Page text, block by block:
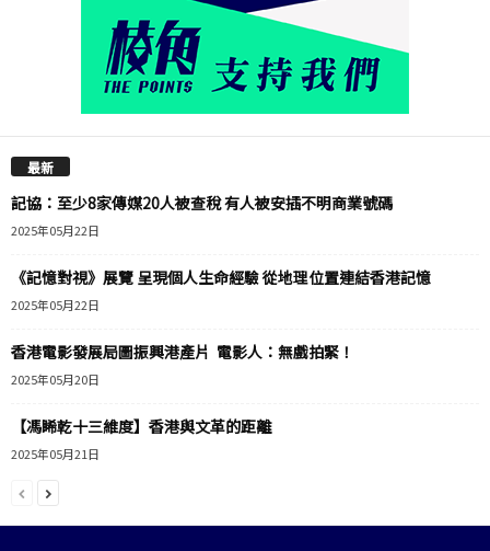
最新
記協：至少8家傳媒20人被查稅 有人被安插不明商業號碼
2025年05月22日
《記憶對視》展覽 呈現個人生命經驗 從地理位置連結香港記憶
2025年05月22日
香港電影發展局圖振興港產片 電影人：無戲拍緊！
2025年05月20日
【馮睎乾十三維度】香港與文革的距離
2025年05月21日